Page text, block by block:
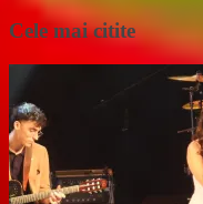
Cele mai citite